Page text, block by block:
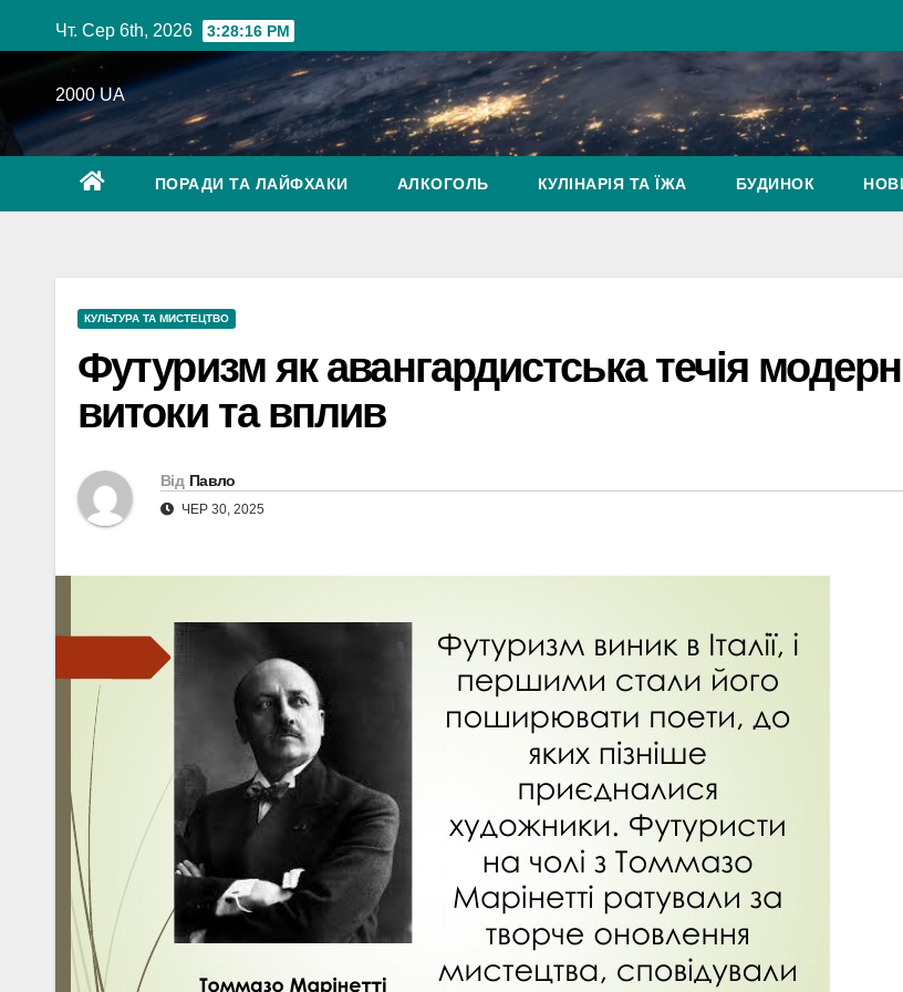
до
Чт. Сер 6th, 2026 3:28:17 PM
2000 UA
ПОРАДИ ТА ЛАЙФХАКИ АЛКОГОЛЬ КУЛІНАРІЯ ТА ЇЖА БУДИНОК
КУЛЬТУРА ТА МИСТЕЦТВО
Футуризм як авангардистська течія
витоки та вплив
Від Павло
ЧЕР 30, 2025